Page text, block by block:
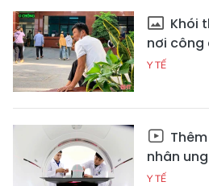
Khói
nơi công
Y TẾ
nhân
Y TẾ